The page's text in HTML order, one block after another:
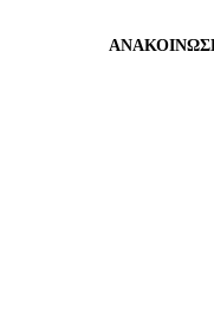
ΑΝΑΚΟΙΝΩΣΗ-